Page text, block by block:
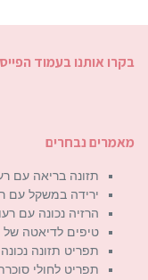
בקרו אותנו בעמוד
מאמרים נבחרים
תזונה בריאה עם
ירידה במשקל עם
הרזיה נכונה עם
טיפים לדיאטה של
תפריט תזונה נכונה
תפריט לחולי